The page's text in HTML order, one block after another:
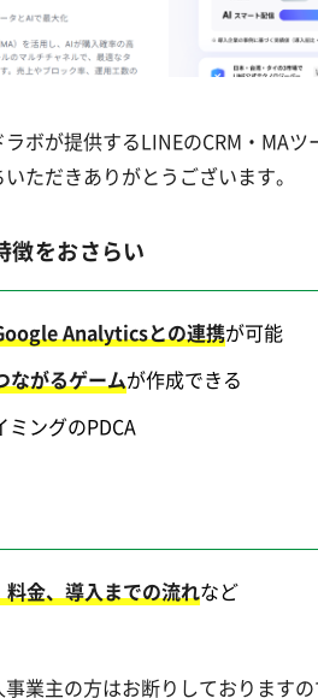
ボが提供するLINEのCRM・MAツ
ただきありがとうございます。
徴をおさらい
Analyticsとの連携が可能
ながるゲームが作成できる
ミングのPDCA
金、導入までの流れなど
業主の方はお断りしております